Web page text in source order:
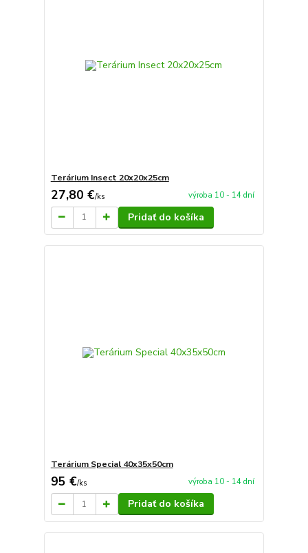
Terárium Insect 20x20x25cm
27,80 €/ks výroba 10 - 14 dní
Pridať do košíka
Terárium Special 40x35x50cm
95 €/ks výroba 10 - 14 dní
Pridať do košíka